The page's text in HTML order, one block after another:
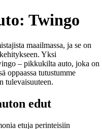
Twingo
maailmassa, ja se on
Yksi
– pikkukilta auto, joka on
oppaassa tutustumme
tulevaisuuteen.
edut
etuja perinteisiin